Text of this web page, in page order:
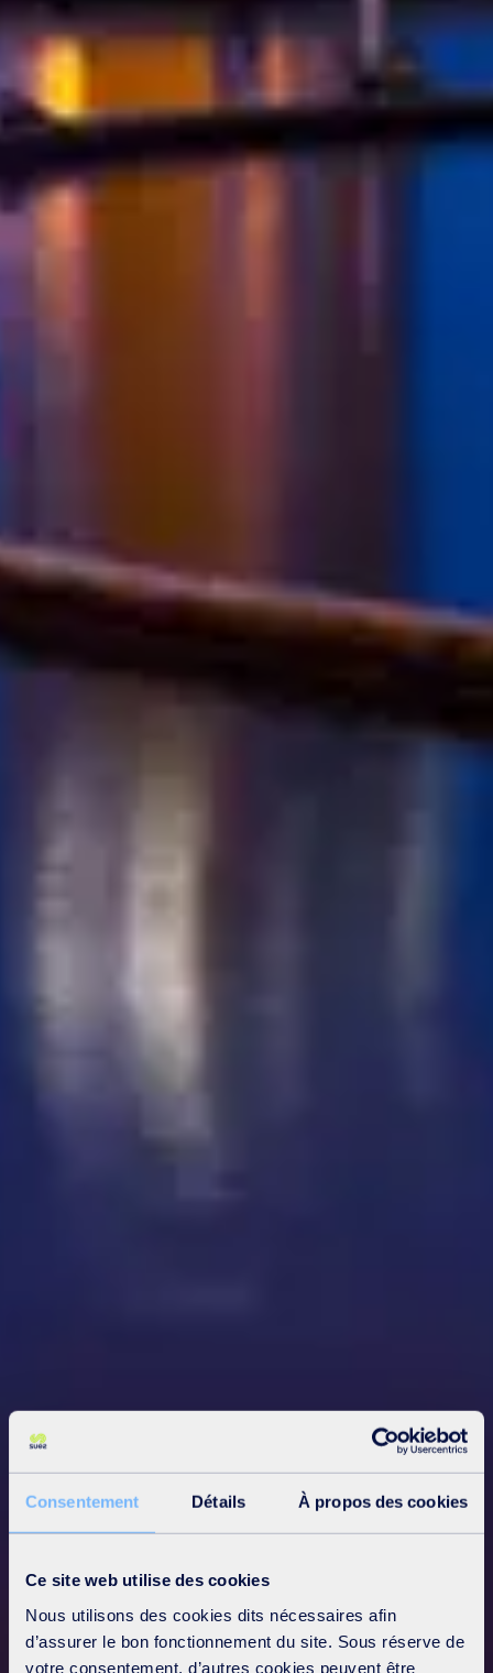
Consentement Détails À propos des cookies
Ce site web utilise des cookies
Nous utilisons des cookies dits nécessaires afin
d’assurer le bon fonctionnement du site. Sous réserve de
votre consentement, d’autres cookies peuvent être